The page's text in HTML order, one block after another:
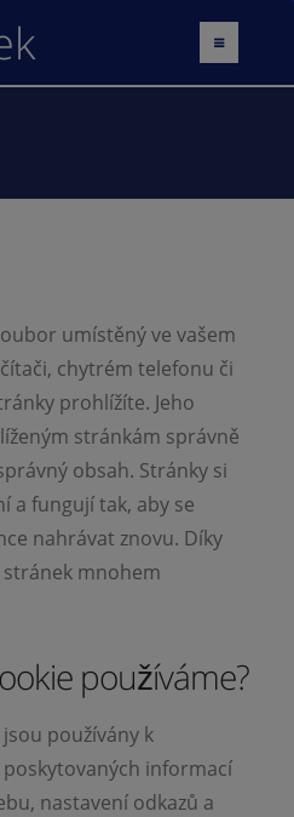
umístěný ve vašem
chytrém telefonu či
prohlížíte. Jeho
stránkám správně
obsah. Stránky si
a fungují tak, aby se
nahrávat znovu. Díky
mnohem
používáme?
používány k
informací
nastavení odkazů a